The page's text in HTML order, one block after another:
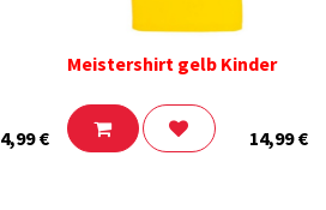
€
Meistershirt gelb Kinder
14,99€